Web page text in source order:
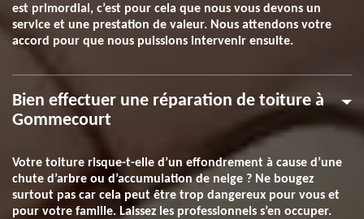
est primordial, c’est pour cela que nous vous devons un
service et une prestation de valeur. Nous attendons votre
accord pour que nous puissions intervenir ensuite.
Bien effectuer une réparation de toiture à
Gommecourt
Votre toiture risque-t-elle d’un effondrement à cause d’une
chute d’arbre ou d’accumulation de neige ? Ne bougez
surtout pas car cela peut être trop dangereux pour vous et
pour votre famille. Laissez les professionnels s’en occuper.